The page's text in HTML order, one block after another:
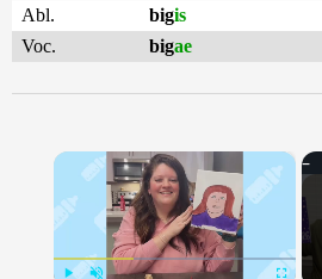
Abl.
bigis
Voc.
bigae
×